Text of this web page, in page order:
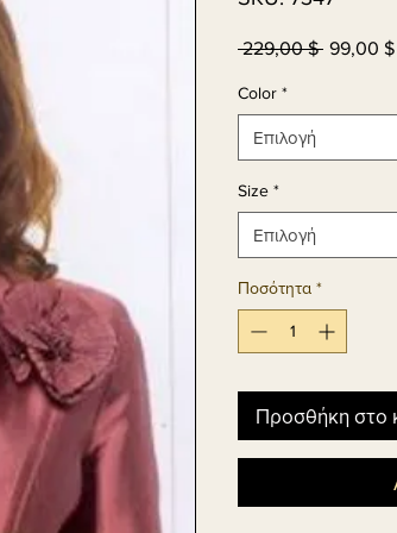
229,00 $ Κανονική
99,00 $
Color *
Επιλογή
Size *
Επιλογή
Ποσότητα *
Προσθήκη στο